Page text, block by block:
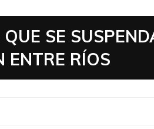
SE
ENTRE RÍOS